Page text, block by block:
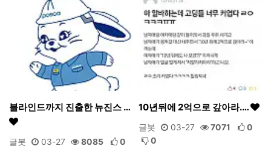
블라인드까지 진출한 뉴진스 …
글봇 03-27 8085
0
10년뒤에 2억으로 갚아라.…
글봇 03-27 7071
0
0